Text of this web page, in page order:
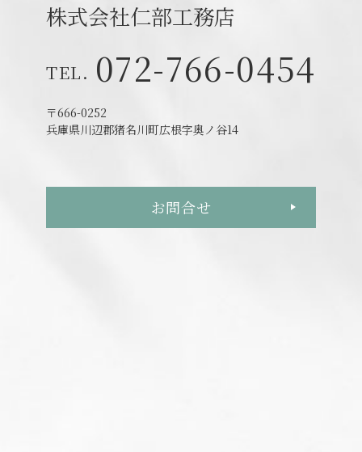
株式会社仁部工務店
072-766-0454
〒666-0252
兵庫県川辺郡猪名川町広根字奥ノ谷14
お問合せ